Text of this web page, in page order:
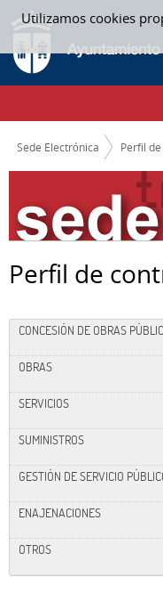
Utilizamos cookies
Saltar al contenido
EXPEDIENTES EN CURSO
CAMINO DE MIGAS
Sede Electrónica Perfil
Perfil de
CONCESIÓN DE OBRAS
OBRAS
SERVICIOS
SUMINISTROS
GESTIÓN DE SERVICIO
ENAJENACIONES
OTROS